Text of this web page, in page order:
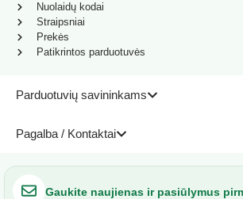
Parduotuvių savininkams
Pagalba / Kontaktai
Nuolaidų kodai
Straipsniai
Prekės
Patikrintos parduotuvės
Gaukite naujienas ir pasiūlymus